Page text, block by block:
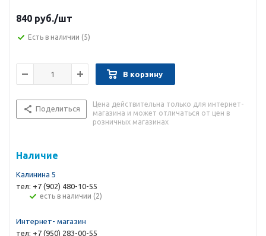
840 руб./шт
Есть в наличии (5)
В корзину
Поделиться
Цена действительна только для интернет-
магазина и может отличаться от цен в
розничных магазинах
Наличие
Калинина 5
тел: +7 (902) 480-10-55
Есть в наличии (2)
Интернет- магазин
тел: +7 (950) 283-00-55